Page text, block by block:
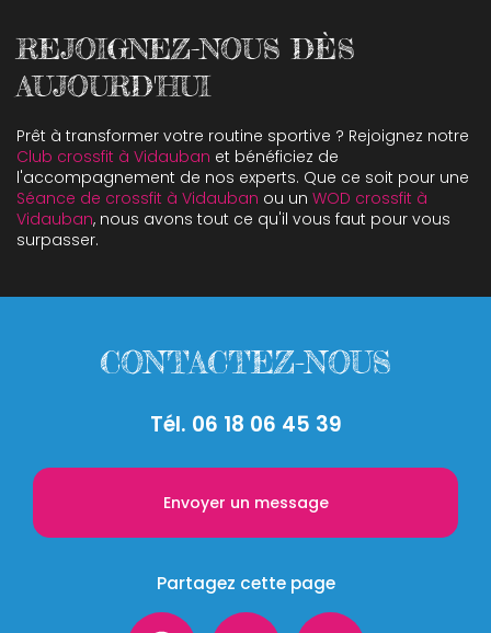
REJOIGNEZ-NOUS DÈS
AUJOURD'HUI
Prêt à transformer votre routine sportive ? Rejoignez notre
Club crossfit à Vidauban et bénéficiez de
l'accompagnement de nos experts. Que ce soit pour une
Séance de crossfit à Vidauban ou un WOD crossfit à
Vidauban, nous avons tout ce qu'il vous faut pour vous
surpasser.
CONTACTEZ-NOUS
Tél. 06 18 06 45 39
Envoyer un message
Partagez cette page
Facebook